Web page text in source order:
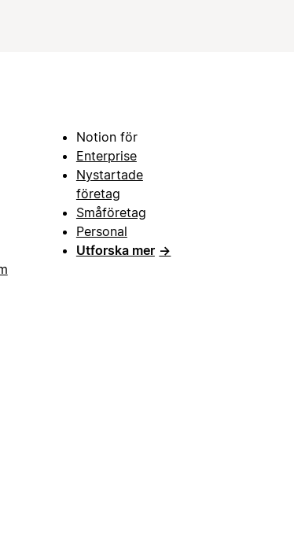
Notion för
Enterprise
Nystartade
företag
Småföretag
Personal
Utforska mer →